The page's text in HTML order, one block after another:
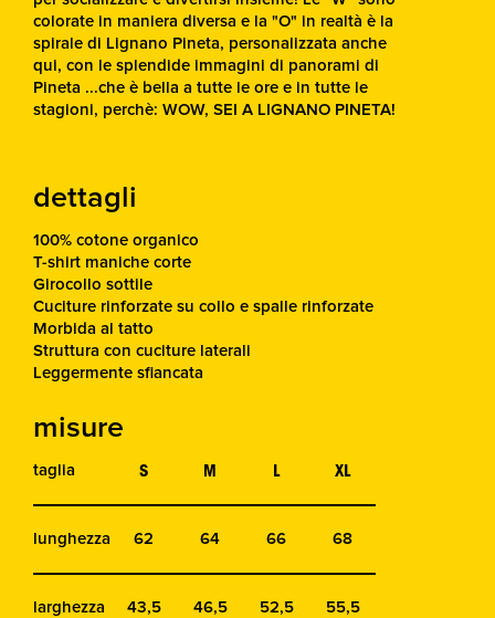
colorate in maniera diversa e la "O" in realtà è la
spirale di Lignano Pineta, personalizzata anche
qui, con le splendide immagini di panorami di
Pineta ...che è bella a tutte le ore e in tutte le
stagioni, perchè: WOW, SEI A LIGNANO PINETA!
dettagli
100% cotone organico
T-shirt maniche corte
Girocollo sottile
Cuciture rinforzate su collo e spalle rinforzate
Morbida al tatto
Struttura con cuciture laterali
Leggermente sfiancata
misure
taglia S M L XL
lunghezza 62 64 66 68
larghezza 43,5 46,5 52,5 55,5